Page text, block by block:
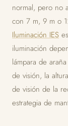
normal, pero no
con 7 m, 9 m o
Iluminación IES
iluminación
lámpara de
de visión, la
de visión de la
estrategia de